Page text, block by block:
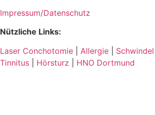
Impressum/Datenschutz
Nützliche Links:
Laser Conchotomie
Allergie Schwindel
Tinnitus
Hörsturz HNO Dortmund